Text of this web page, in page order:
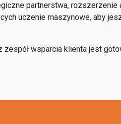
partnerstwa, rozszerzenie
uczenie maszynowe, aby
wsparcia klienta jest